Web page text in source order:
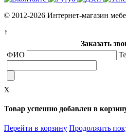
© 2012-2026 Интернет-магазин
↑
Заказать
ФИО
X
Товар успешно добавлен в
Перейти в корзину Продолжить